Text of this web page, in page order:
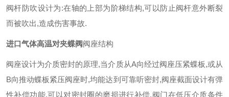
阀杆防吹设计为:在轴的上部为阶梯结构,可以防止阀杆意外断裂
而被吹出,造成伤害事故.
进口气体高温对夹蝶阀阀座结构
阀座设计为介质密封的原理,当介质从A向经过阀座压紧蝶板,或从
B向推动蝶板紧压阀座时,均能达到可靠听密封,阀座截面设计有弹
性补偿功能,可以对密封圈的磨损进行补偿,阀门在低压介质条件